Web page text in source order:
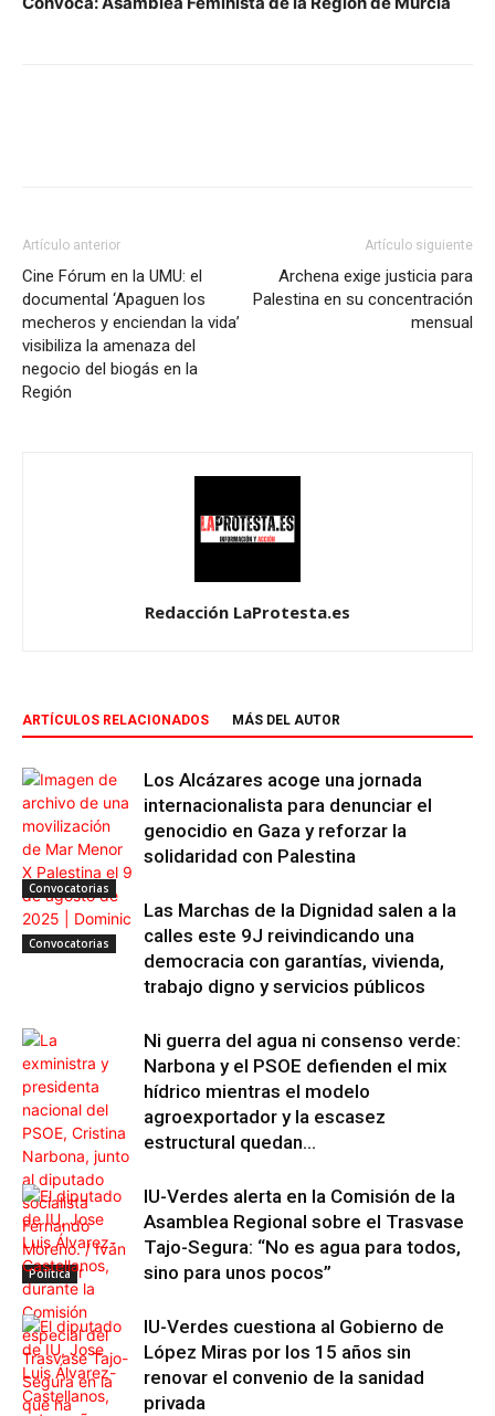
Artículo anterior
Cine Fórum en la UMU: el
documental ‘Apaguen los
mecheros y enciendan la vida’
visibiliza la amenaza del
negocio del biogás en la
Región
Artículo siguiente
Archena exige justicia para
Palestina en su concentración
mensual
Redacción LaProtesta.es
ARTÍCULOS RELACIONADOS MÁS DEL AUTOR
Convocatorias
Los Alcázares acoge una jornada
internacionalista para denunciar el
genocidio en Gaza y reforzar la
solidaridad con Palestina
Convocatorias
Las Marchas de la Dignidad salen a la
calles este 9J reivindicando una
democracia con garantías, vivienda,
trabajo digno y servicios públicos
Política
Ni guerra del agua ni consenso verde:
Narbona y el PSOE defienden el mix
hídrico mientras el modelo
agroexportador y la escasez
estructural quedan...
IU-Verdes alerta en la Comisión de la
Asamblea Regional sobre el Trasvase
Tajo-Segura: “No es agua para todos,
sino para unos pocos”
IU-Verdes cuestiona al Gobierno de
López Miras por los 15 años sin
renovar el convenio de la sanidad
privada